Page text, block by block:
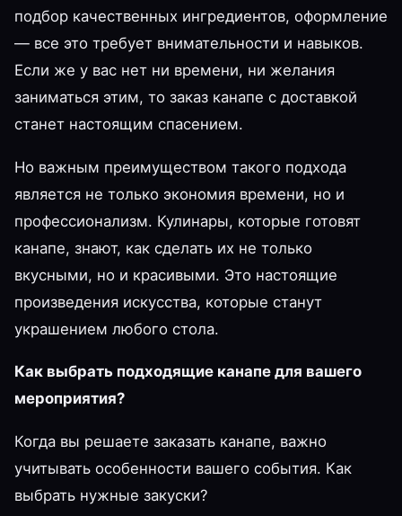
подбор качественных ингредиентов, оформление
— все это требует внимательности и навыков.
Если же у вас нет ни времени, ни желания
заниматься этим, то заказ канапе с доставкой
станет настоящим спасением.
Но важным преимуществом такого подхода
является не только экономия времени, но и
профессионализм. Кулинары, которые готовят
канапе, знают, как сделать их не только
вкусными, но и красивыми. Это настоящие
произведения искусства, которые станут
украшением любого стола.
Как выбрать подходящие канапе для вашего
мероприятия?
Когда вы решаете заказать канапе, важно
учитывать особенности вашего события. Как
выбрать нужные закуски?